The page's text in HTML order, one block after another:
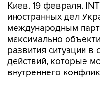
Киев. 19 февраля.
иностранных дел
международным
максимально
развития ситуации в
действий, которые
внутреннего